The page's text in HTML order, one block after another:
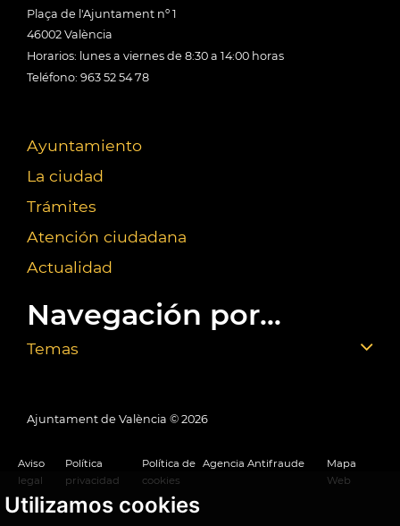
Utilizamos cookies
Plaça de l'Ajuntament nº 1
46002 València
Horarios: lunes a viernes de 8:30 a 14:00 horas
Teléfono: 963 52 54 78
Ayuntamiento
La ciudad
Trámites
Atención ciudadana
Actualidad
Navegación por...
Temas
Ajuntament de València © 2026
Aviso
legal
Política
privacidad
Política de
cookies
Agencia Antifraude
Mapa
Web